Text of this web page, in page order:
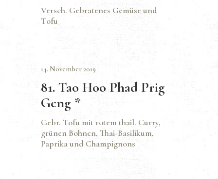
Versch. Gebratenes Gemüse und
Tofu
14. November 2019
81. Tao Hoo Phad Prig
Geng *
Gebr. Tofu mit rotem thail. Curry,
grünen Bohnen, Thai-Basilikum,
Paprika und Champignons